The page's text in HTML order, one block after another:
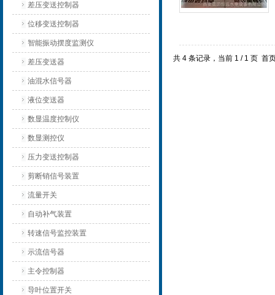
差压变送控制器
位移变送控制器
智能振动摆度监测仪
差压变送器
油混水信号器
液位变送器
数显温度控制仪
数显测控仪
压力变送控制器
剪断销信号装置
流量开关
自动补气装置
转速信号监控装置
示流信号器
主令控制器
导叶位置开关
共 4 条记录，当前 1 / 1 页